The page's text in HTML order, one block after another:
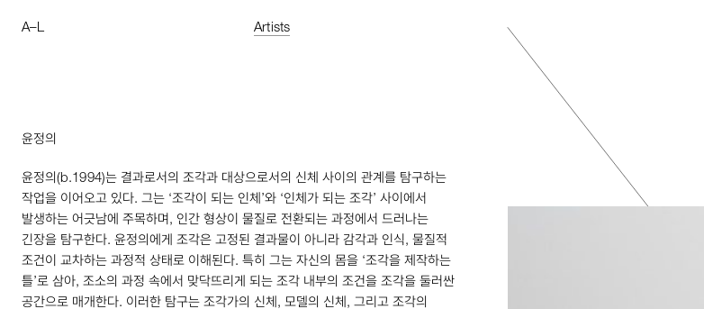
A–L Artists
윤정의
윤정의(b.1994)는 결과로서의 조각과 대상으로서의 신체 사이의 관계를 탐구하는
작업을 이어오고 있다. 그는 ‘조각이 되는 인체’와 ‘인체가 되는 조각’ 사이에서
발생하는 어긋남에 주목하며, 인간 형상이 물질로 전환되는 과정에서 드러나는
긴장을 탐구한다. 윤정의에게 조각은 고정된 결과물이 아니라 감각과 인식, 물질적
조건이 교차하는 과정적 상태로 이해된다. 특히 그는 자신의 몸을 ‘조각을 제작하는
틀’로 삼아, 조소의 과정 속에서 맞닥뜨리게 되는 조각 내부의 조건을 조각을 둘러싼
공간으로 매개한다. 이러한 탐구는 조각가의 신체, 모델의 신체, 그리고 조각의